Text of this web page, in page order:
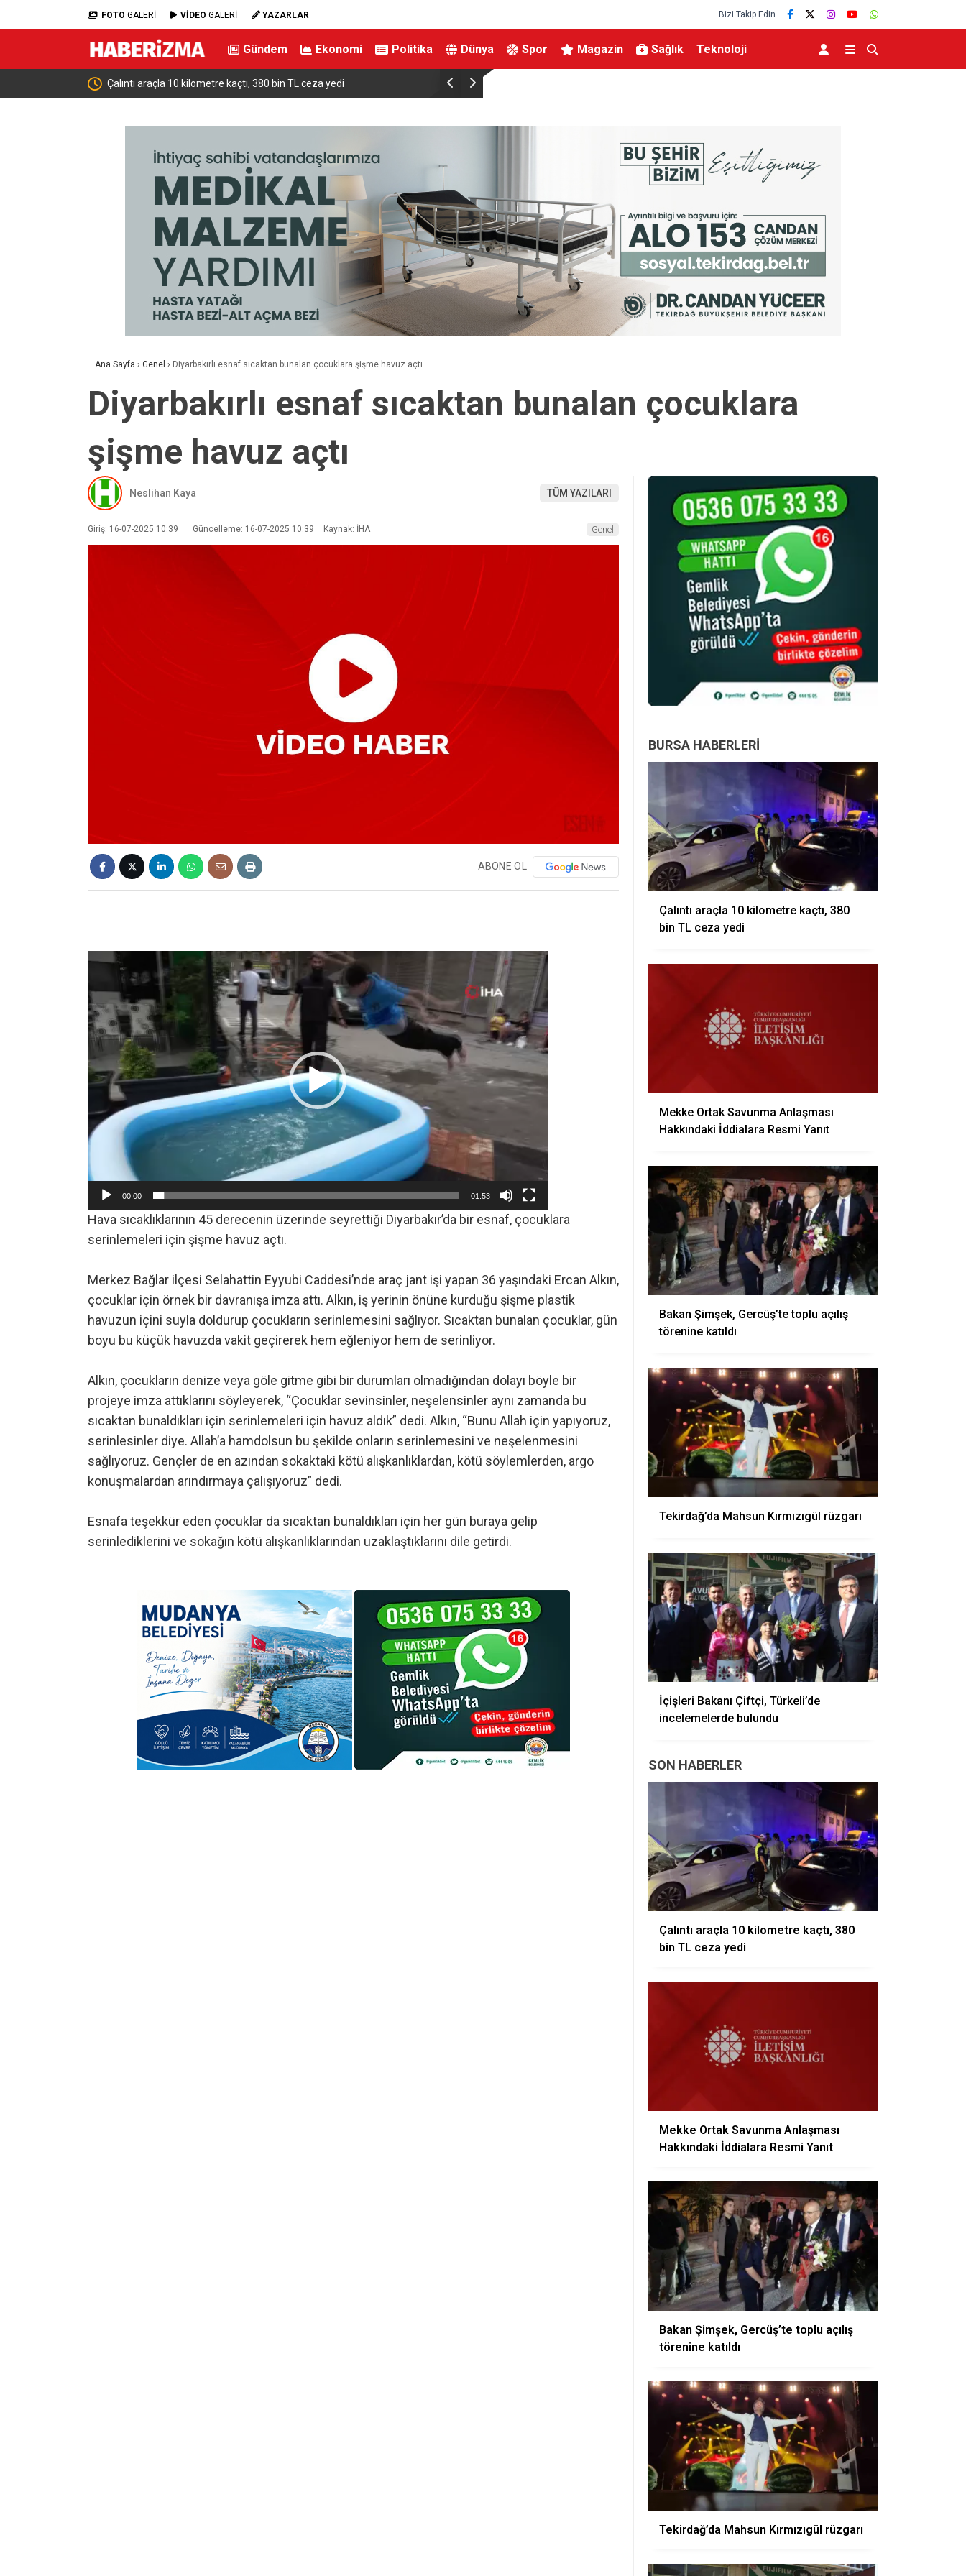
FOTO GALERİ VİDEO GALERİ YAZARLAR Bizi Takip Edin
Gündem Ekonomi Politika Dünya Spor Magazin Sağlık Teknoloji
Mekke Ortak Savunma Anlaşması Hakkındaki İddialara Resmi Yanıt Bakan Şimşek, Gercüş’te toplu açılış törenine katıldı
Ana Sayfa › Genel › Diyarbakırlı esnaf sıcaktan bunalan çocuklara şişme havuz açtı
Diyarbakırlı esnaf sıcaktan bunalan çocuklara
şişme havuz açtı
Neslihan Kaya TÜM YAZILARI
Giriş: 16-07-2025 10:39 Güncelleme: 16-07-2025 10:39 Kaynak: İHA Genel
ABONE OL
Video
oynatıcı
00:00 01:53
Hava sıcaklıklarının 45 derecenin üzerinde seyrettiği Diyarbakır’da bir esnaf, çocuklara
serinlemeleri için şişme havuz açtı.
Merkez Bağlar ilçesi Selahattin Eyyubi Caddesi’nde araç jant işi yapan 36 yaşındaki Ercan Alkın,
çocuklar için örnek bir davranışa imza attı. Alkın, iş yerinin önüne kurduğu şişme plastik
havuzun içini suyla doldurup çocukların serinlemesini sağlıyor. Sıcaktan bunalan çocuklar, gün
boyu bu küçük havuzda vakit geçirerek hem eğleniyor hem de serinliyor.
Alkın, çocukların denize veya göle gitme gibi bir durumları olmadığından dolayı böyle bir
projeye imza attıklarını söyleyerek, “Çocuklar sevinsinler, neşelensinler aynı zamanda bu
sıcaktan bunaldıkları için serinlemeleri için havuz aldık” dedi. Alkın, “Bunu Allah için yapıyoruz,
serinlesinler diye. Allah’a hamdolsun bu şekilde onların serinlemesini ve neşelenmesini
sağlıyoruz. Gençler de en azından sokaktaki kötü alışkanlıklardan, kötü söylemlerden, argo
konuşmalardan arındırmaya çalışıyoruz” dedi.
Esnafa teşekkür eden çocuklar da sıcaktan bunaldıkları için her gün buraya gelip
serinlediklerini ve sokağın kötü alışkanlıklarından uzaklaştıklarını dile getirdi.
BURSA HABERLERI
Çalıntı araçla 10 kilometre kaçtı, 380
bin TL ceza yedi
Mekke Ortak Savunma Anlaşması
Hakkındaki İddialara Resmi Yanıt
Bakan Şimşek, Gercüş’te toplu açılış
törenine katıldı
Tekirdağ’da Mahsun Kırmızıgül rüzgarı
İçişleri Bakanı Çiftçi, Türkeli’de
incelemelerde bulundu
SON HABERLER
Çalıntı araçla 10 kilometre kaçtı, 380
bin TL ceza yedi
Mekke Ortak Savunma Anlaşması
Hakkındaki İddialara Resmi Yanıt
Bakan Şimşek, Gercüş’te toplu açılış
törenine katıldı
Tekirdağ’da Mahsun Kırmızıgül rüzgarı